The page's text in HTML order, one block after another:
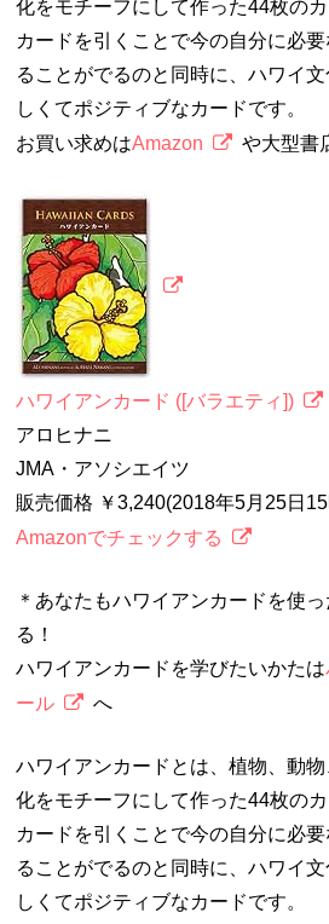
化をモチーフにして作った44枚のカ
カードを引くことで今の自分に必
ることがでるのと同時に、ハワイ
しくてポジティブなカードです。
お買い求めはAmazon や大型書
ハワイアンカード ([バラエティ])
アロヒナニ
JMA・アソシエイツ
販売価格 ￥3,240(2018年5月25日
Amazonでチェックする
＊あなたもハワイアンカードを使
る！
ハワイアンカードを学びたいかたは
ール
へ
ハワイアンカードとは、植物、動
化をモチーフにして作った44枚のカ
カードを引くことで今の自分に必
ることがでるのと同時に、ハワイ
しくてポジティブなカードです。